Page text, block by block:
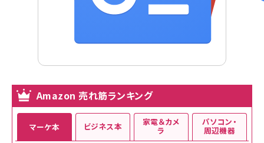
Amazon 売れ筋ランキング
マーケ本 ビジネス本 家電＆カメ
ラ
パソコン・
周辺機器